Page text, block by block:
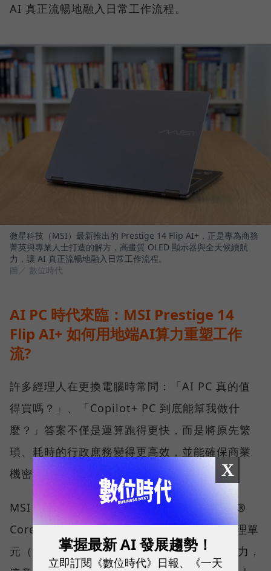
AI 真正流暢地融入日常工作流程。
微星科技（MSI）最新推出的 Prestige 14 Flip AI+，正是專為商務
菁英與專業人士打造的解方，高畫質 OLED 顯示器與全天候續航
力，讓 AI 真正流暢地融入日常工作流程。
圖／ 數位時代
AI PC 時代來臨：MSI Prestige 14
Flip AI+ 如何用地端AI算力重塑工作
流?
許多經理人在更換電腦時常問：「AI PC 真的值
得買嗎？」、「Copilot+ PC 到底能幫我做什
麼？」答案不僅是運算跑得更快，而是將原先繁
瑣、耗時的行政庶務變得更高效，並能確保商業
機密不外洩。
MSI Prestige 14 Flip AI+ 搭載最新的 Intel®
Core™ Ultra X7 處理器，擁有強大的神經處理單
元（NPU），能提供優異的本地端 AI 運算能力，
X
掌握最新 AI 發展趨勢！
立即訂閱《數位時代》日報、《一天